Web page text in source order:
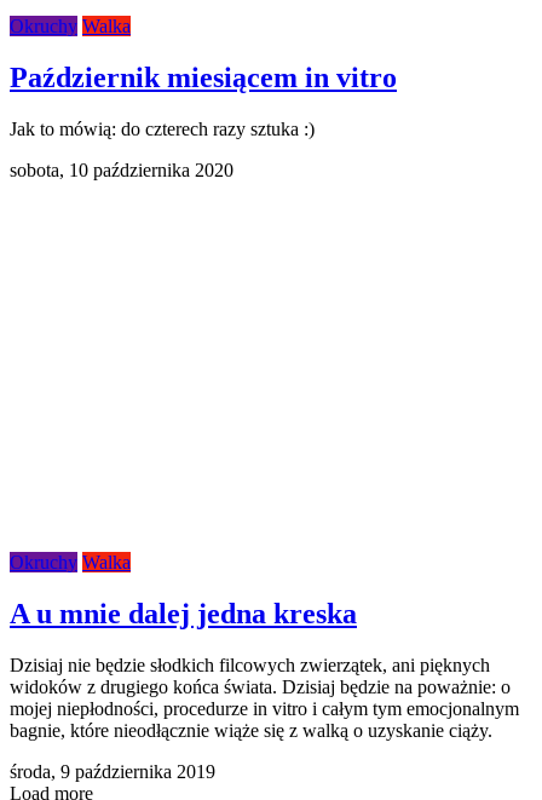
Okruchy Walka
Październik miesiącem in vitro
Jak to mówią: do czterech razy sztuka :)
sobota, 10 października 2020
Okruchy Walka
A u mnie dalej jedna kreska
Dzisiaj nie będzie słodkich filcowych zwierzątek, ani pięknych
widoków z drugiego końca świata. Dzisiaj będzie na poważnie: o
mojej niepłodności, procedurze in vitro i całym tym emocjonalnym
bagnie, które nieodłącznie wiąże się z walką o uzyskanie ciąży.
środa, 9 października 2019
Load more